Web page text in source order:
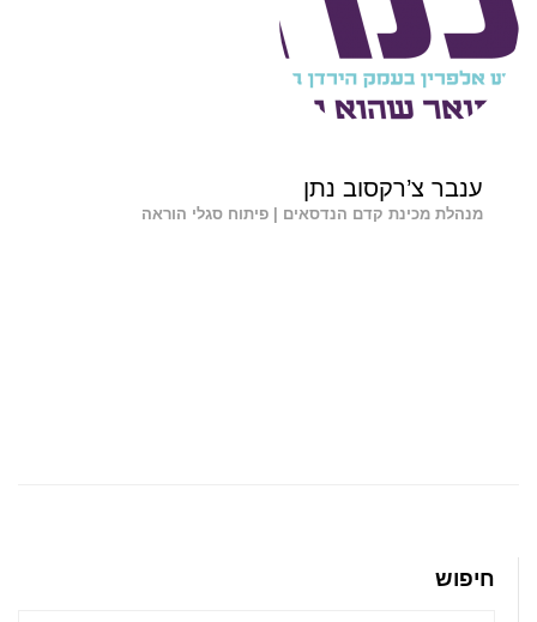
ענבר צ’רקסוב נתן
מנהלת מכינת קדם הנדסאים | פיתוח סגלי הוראה
חיפוש